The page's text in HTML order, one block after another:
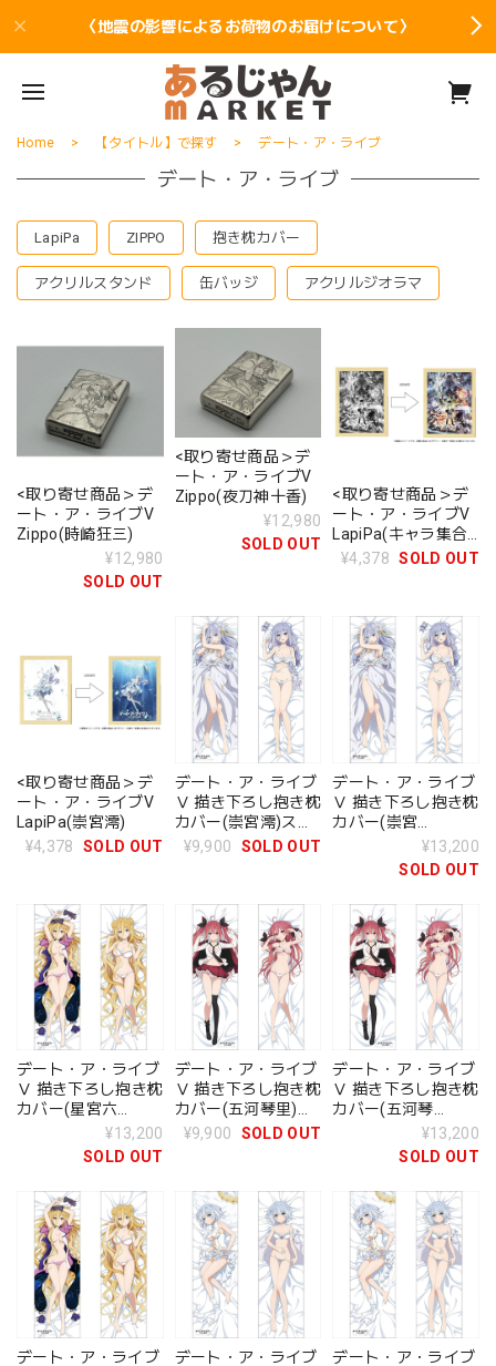
〈地震の影響によるお荷物のお届けについて〉
Home 【タイトル】で探す デート・ア・ライブ
デート・ア・ライブ
LapiPa ZIPPO 抱き枕カバー
アクリルスタンド 缶バッジ アクリルジオラマ
<取り寄せ商品＞デ
ート・ア・ライブV
Zippo(時崎狂三)
¥12,980
SOLD OUT
<取り寄せ商品＞デ
ート・ア・ライブV
Zippo(夜刀神十香)
¥12,980
SOLD OUT
<取り寄せ商品＞デ
ート・ア・ライブV
LapiPa(キャラ集合
絵)
¥4,378 SOLD OUT
<取り寄せ商品＞デ
ート・ア・ライブV
LapiPa(崇宮澪)
¥4,378
SOLD OUT
デート・ア・ライブ
Ⅴ 描き下ろし抱き枕
カバー(崇宮澪)スム
ース
¥9,900 SOLD OUT
デート・ア・ライブ
Ⅴ 描き下ろし抱き枕
カバー(崇宮
澪)2WAYトリコット
¥13,200
SOLD OUT
デート・ア・ライブ
Ⅴ 描き下ろし抱き枕
カバー(星宮六
喰)2WAYトリコット
¥13,200
SOLD OUT
デート・ア・ライブ
Ⅴ 描き下ろし抱き枕
カバー(五河琴里)ス
ムース
¥9,900 SOLD OUT
デート・ア・ライブ
Ⅴ 描き下ろし抱き枕
カバー(五河琴
里)2WAYトリコット
¥13,200
SOLD OUT
デート・ア・ライブ
デート・ア・ライブ
デート・ア・ライブ